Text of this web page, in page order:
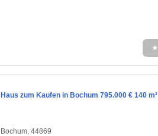
★
Haus zum Kaufen in Bochum 795.000 € 140 m²
Bochum, 44869